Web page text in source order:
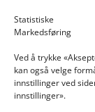
Statistiske
Markedsføring
Ved å trykke
kan også velge
innstillinger ved
innstillinger».